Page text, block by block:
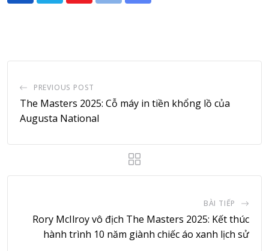
PREVIOUS POST
The Masters 2025: Cỗ máy in tiền khổng lồ của
Augusta National
BÀI TIẾP
Rory McIlroy vô địch The Masters 2025: Kết thúc
hành trình 10 năm giành chiếc áo xanh lịch sử